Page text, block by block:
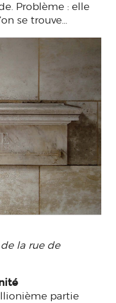
Problème : elle
se trouve...
la rue de
partie